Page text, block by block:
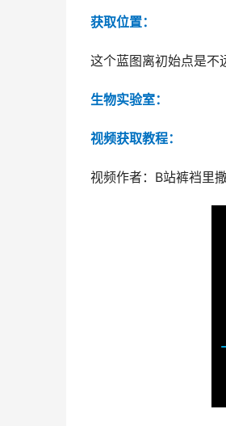
获取位置：
这个蓝图离初始点是不
生物实验室：
视频获取教程：
视频作者：B站裤裆里